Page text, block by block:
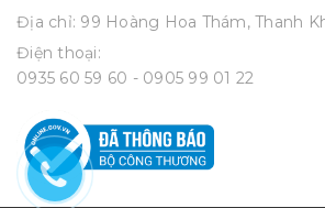
Địa chỉ: 99 Hoàng Hoa Thám, Thanh
Điện thoại:
0935 60 59 60 - 0905 99 01 22